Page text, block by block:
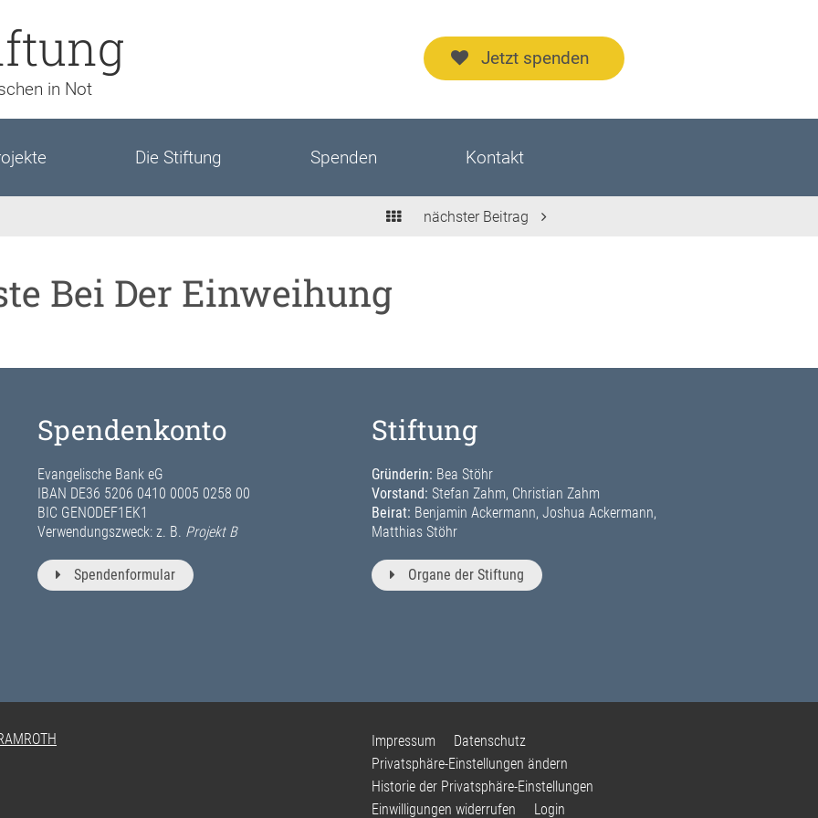
in Not
Jetzt spenden
Die Stiftung Spenden Kontakt
nächster Beitrag
Bei Der Einweihung
Spendenkonto
Evangelische Bank eG
IBAN DE36 5206 0410 0005 0258 00
BIC GENODEF1EK1
Verwendungszweck: z. B. Projekt B
Spendenformular
Stiftung
Gründerin: Bea Stöhr
Vorstand: Stefan Zahm, Christian Zahm
Beirat: Benjamin Ackermann, Joshua Ackermann,
Matthias Stöhr
Organe der Stiftung
Impressum
Datenschutz
Privatsphäre-Einstellungen ändern
Historie der Privatsphäre-Einstellungen
Einwilligungen widerrufen
Login